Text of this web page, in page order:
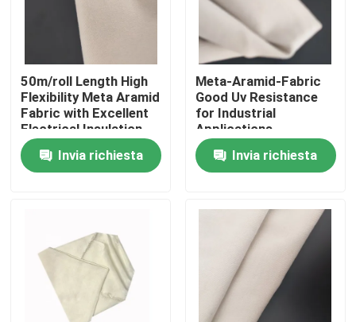
Circa noi
Giro della fabbrica
Controllo di qualità
Contattici
Tessuto di Aramid del Meta
tessuto del aramid di para
50m/roll Length High
Flexibility Meta Aramid
Fabric with Excellent
Electrical Insulation
Invia richiesta
Meta-Aramid-Fabric
Good Uv Resistance
for Industrial
Applications
Invia richiesta